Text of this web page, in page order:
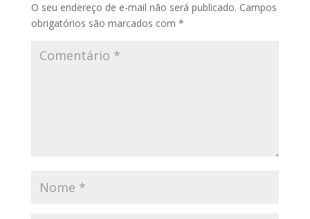
O seu endereço de e-mail não será publicado. Campos
obrigatórios são marcados com *